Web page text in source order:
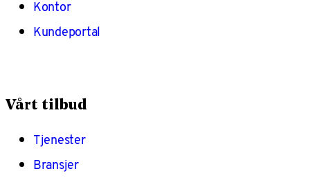
Kontor
Kundeportal
Vårt tilbud
Tjenester
Bransjer